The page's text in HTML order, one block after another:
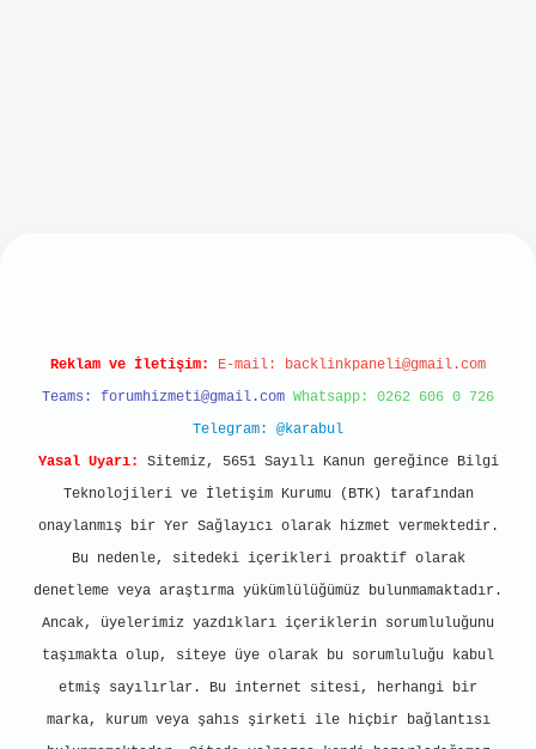
Reklam ve İletişim: E-mail: backlinkpaneli@gmail.com
Teams: forumhizmeti@gmail.com Whatsapp: 0262 606 0 726
Telegram: @karabul
Yasal Uyarı:
Sitemiz, 5651 Sayılı Kanun gereğince Bilgi
Teknolojileri ve İletişim Kurumu (BTK) tarafından
onaylanmış bir Yer Sağlayıcı olarak hizmet vermektedir.
Bu nedenle, sitedeki içerikleri proaktif olarak
denetleme veya araştırma yükümlülüğümüz bulunmamaktadır.
Ancak, üyelerimiz yazdıkları içeriklerin sorumluluğunu
taşımakta olup, siteye üye olarak bu sorumluluğu kabul
etmiş sayılırlar. Bu internet sitesi, herhangi bir
marka, kurum veya şahıs şirketi ile hiçbir bağlantısı